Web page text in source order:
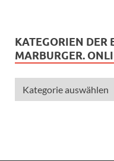
KATEGORIEN DER
MARBURGER.